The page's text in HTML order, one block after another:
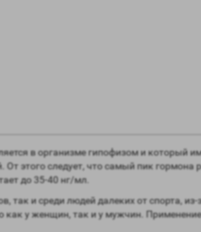
в организме гипофизом и который
этого следует, что самый пик гормона
до 35-40 нг/мл.
так и среди людей далеких от спорта,
у женщин, так и у мужчин.